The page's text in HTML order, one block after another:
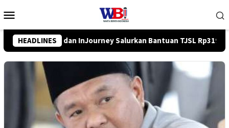
ke
Mobile
HEADLINES
TJSL Rp319 Juta Pemkab Balangan Salurkan